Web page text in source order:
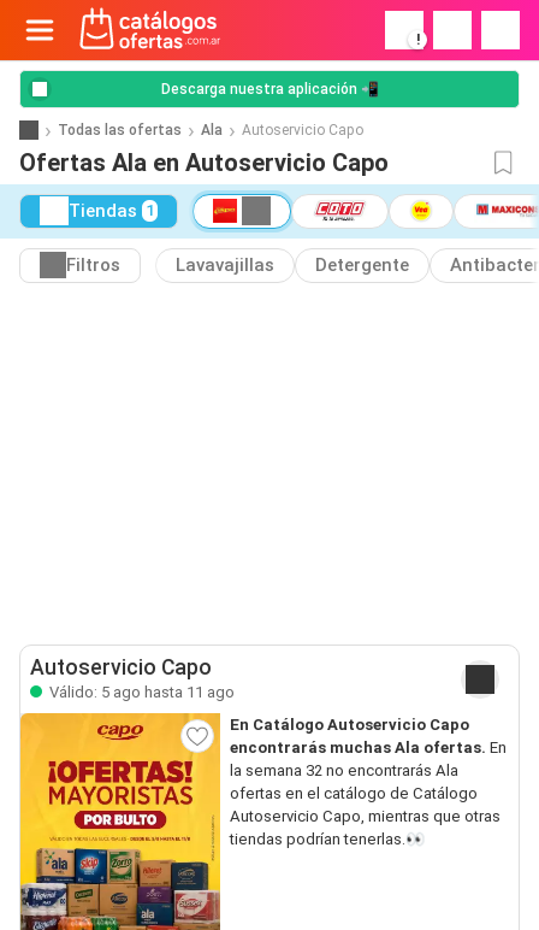
!
Descarga nuestra aplicación 📲
Todas las ofertas Ala Autoservicio Capo
Ofertas Ala en Autoservicio Capo
Tiendas 1
Filtros Lavavajillas Detergente
Autoservicio Capo
Válido: 5 ago hasta 11 ago
En Catálogo Autoservicio Capo
encontrarás muchas Ala ofertas. En
la semana 32 no encontrarás Ala
ofertas en el catálogo de Catálogo
Autoservicio Capo, mientras que otras
tiendas podrían tenerlas.👀